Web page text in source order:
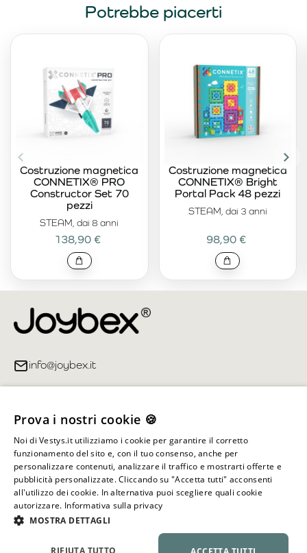
Potrebbe piacerti
STEAM, dai 8 anni
Costruzione magnetica
CONNETIX® PRO
Constructor Set 70
pezzi
138,90 €
STEAM, dai 3 anni
Costruzione magnetica
CONNETIX® Bright
Portal Pack 48 pezzi
98,90 €
info@joybex.it
Account
Informazioni sul negozio
Tutti i diritti riservati ©
Prova i nostri cookie 🍪
Noi di Vestys.it utilizziamo i cookie per garantire il corretto
funzionamento del sito e, con il tuo consenso, anche per
personalizzare contenuti, analizzare il traffico e mostrarti offerte e
pubblicità personalizzate. Cliccando su "Accetta tutti" acconsenti
all'utilizzo dei cookie. In alternativa puoi scegliere quali cookie
autorizzare. Informativa sulla privacy
MOSTRA DETTAGLI
RIFIUTA TUTTO